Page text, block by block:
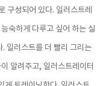
구성되어 있다. 일러스트레
숙하게 다루고 싶어 하는 실
일러스트를 더 빨리 그리는
알려주고, 일러스트레이터